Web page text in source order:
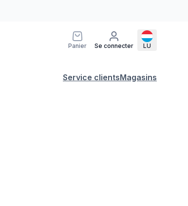
Panier Se connecter LU
Service clientsMagasins